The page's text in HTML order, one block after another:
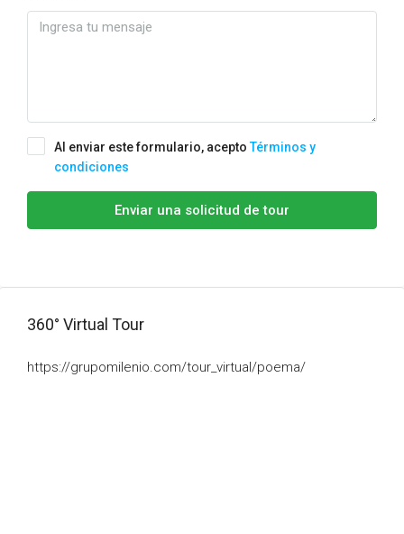
Al enviar este formulario, aceptoTérminos y
condiciones
Enviar una solicitud de tour
360° Virtual Tour
https://grupomilenio.com/tour_virtual/poema/